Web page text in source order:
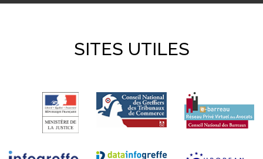
SITES UTILES